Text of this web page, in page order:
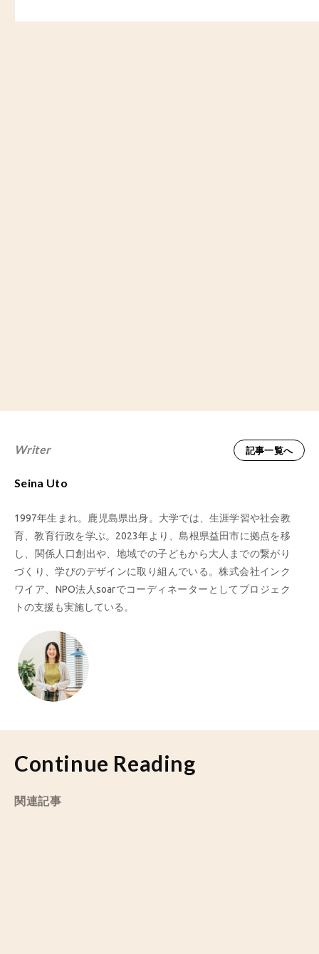
Writer
Seina Uto
記事一覧へ
1997年生まれ。鹿児島県出身。大学では、生涯学習や社会教
育、教育行政を学ぶ。2023年より、島根県益田市に拠点を移
し、関係人口創出や、地域での子どもから大人までの繋がり
づくり、学びのデザインに取り組んでいる。株式会社インク
ワイア、NPO法人soarでコーディネーターとしてプロジェク
トの支援も実施している。
Continue Reading
関連記事